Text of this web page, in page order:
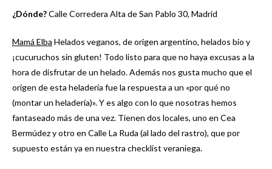
¿Dónde?Calle Corredera Alta de San Pablo 30, Madrid
Mamá Elba Helados veganos, de origen argentino, helados bio y
¡cucuruchos sin gluten! Todo listo para que no haya excusas a la
hora de disfrutar de un helado. Además nos gusta mucho que el
origen de esta heladería fue la respuesta a un «por qué no
(montar un heladería)». Y es algo con lo que nosotras hemos
fantaseado más de una vez. Tienen dos locales, uno en Cea
Bermúdez y otro en Calle La Ruda (al lado del rastro), que por
supuesto están ya en nuestra checklist veraniega.